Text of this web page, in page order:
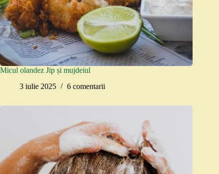
Micul olandez Jip și mujdeiul
3 iulie 2025
6 comentarii